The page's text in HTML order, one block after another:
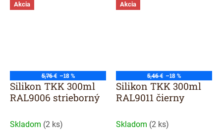
Akcia
5,76 € –18 %
Silikon TKK 300ml
RAL9006 strieborný
Skladom (2 ks)
Akcia
5,46 € –18 %
Silikon TKK 300ml
RAL9011 čierny
Skladom (2 ks)